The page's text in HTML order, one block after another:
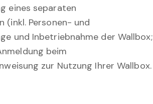
eines separaten
(inkl. Personen- und
und Inbetriebnahme der Wallbox;
beim
zur Nutzung Ihrer Wallbox.